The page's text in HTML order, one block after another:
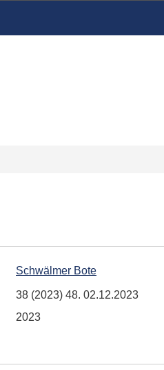
Schwälmer Bote
38 (2023) 48. 02.12.2023
2023